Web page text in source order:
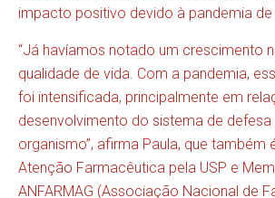
impacto positivo devido à pandemia
“Já havíamos notado um crescimento
qualidade de vida. Com a pandemia,
foi intensificada, principalmente em
desenvolvimento do sistema de defesa
organismo”, afirma Paula, que também
Atenção Farmacêutica pela USP e
ANFARMAG (Associação Nacional de